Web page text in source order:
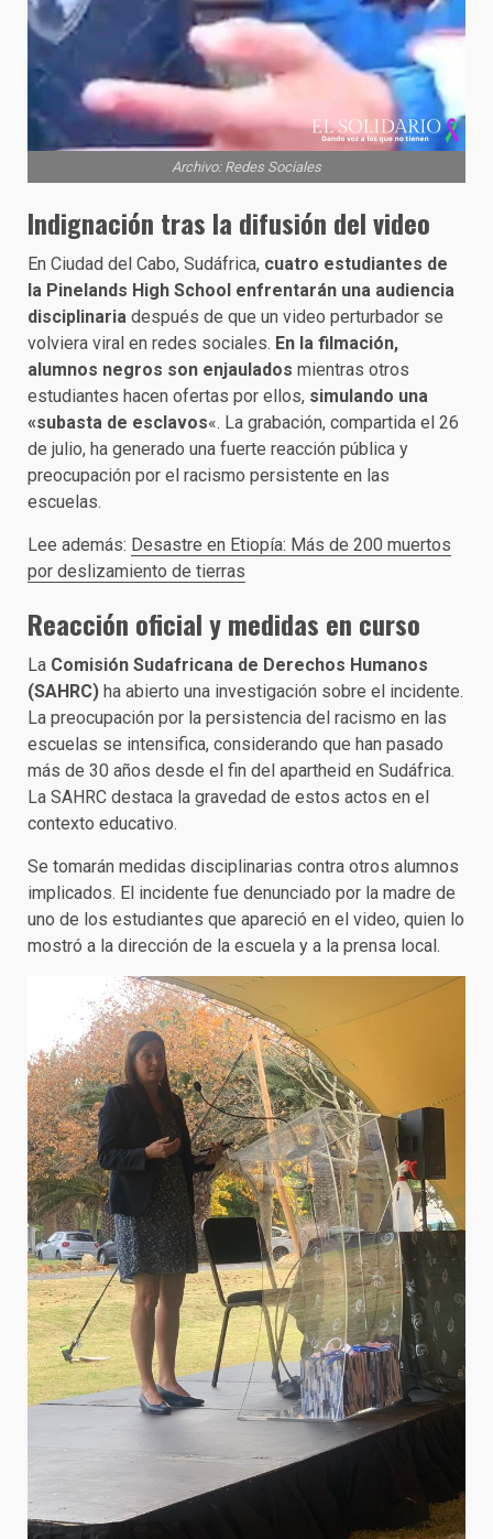
Archivo: Redes Sociales
Indignación tras la difusión del video
En Ciudad del Cabo, Sudáfrica, cuatro estudiantes de
la Pinelands High School enfrentarán una audiencia
disciplinaria después de que un video perturbador se
volviera viral en redes sociales. En la filmación,
alumnos negros son enjaulados mientras otros
estudiantes hacen ofertas por ellos, simulando una
«subasta de esclavos«. La grabación, compartida el 26
de julio, ha generado una fuerte reacción pública y
preocupación por el racismo persistente en las
escuelas.
Lee además: Desastre en Etiopía: Más de 200 muertos
por deslizamiento de tierras
Reacción oficial y medidas en curso
La Comisión Sudafricana de Derechos Humanos
(SAHRC) ha abierto una investigación sobre el incidente.
La preocupación por la persistencia del racismo en las
escuelas se intensifica, considerando que han pasado
más de 30 años desde el fin del apartheid en Sudáfrica.
La SAHRC destaca la gravedad de estos actos en el
contexto educativo.
Se tomarán medidas disciplinarias contra otros alumnos
implicados. El incidente fue denunciado por la madre de
uno de los estudiantes que apareció en el video, quien lo
mostró a la dirección de la escuela y a la prensa local.